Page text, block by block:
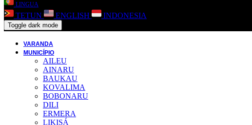
LINGUA
TETUN ENGLISH INDONESIA
Toggle dark mode
VARANDA
MUNICÍPIO
AILEU
AINARU
BAUKAU
KOVALIMA
BOBONARU
DILI
ERMERA
LIKISÁ